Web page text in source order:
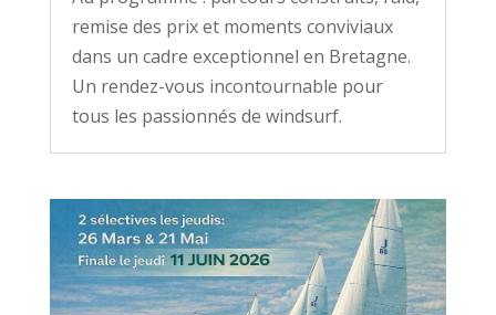
remise des prix et moments conviviaux
dans un cadre exceptionnel en Bretagne.
Un rendez-vous incontournable pour
tous les passionnés de windsurf.